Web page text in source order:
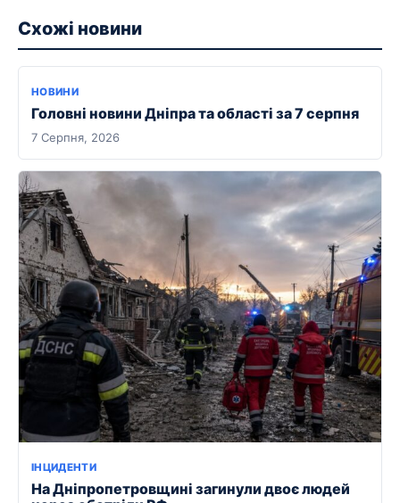
Схожі новини
НОВИНИ
Головні новини Дніпра та області за 7 серпня
7 Серпня, 2026
ІНЦИДЕНТИ
На Дніпропетровщині загинули двоє людей